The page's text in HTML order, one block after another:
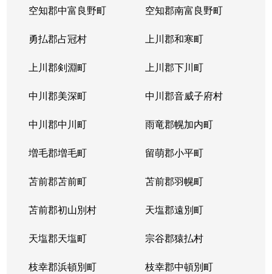
空知郡中富良野町 空知郡南富良野町
勇払郡占冠村 上川郡和寒町
上川郡剣淵町 上川郡下川町
中川郡美深町 中川郡音威子府村
中川郡中川町 雨竜郡幌加内町
増毛郡増毛町 留萌郡小平町
苫前郡苫前町 苫前郡羽幌町
苫前郡初山別村 天塩郡遠別町
天塩郡天塩町 宗谷郡猿払村
枝幸郡浜頓別町 枝幸郡中頓別町